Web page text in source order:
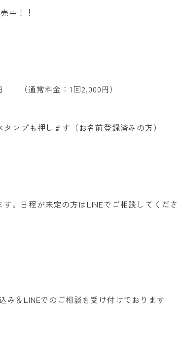
マイナス1歳からの
マタニティ歯科
売中！！
通常料金：1回2,000円）
ンプも押します（お名前登録済みの方）
。日程が未定の方はLINEでご相談してくださ
＆LINEでのご相談を受け付けております